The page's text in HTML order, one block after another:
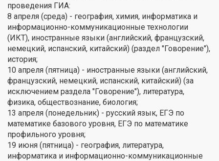
проведения ГИА:
8 апреля (среда) - география, химия, информатика и
информационно-коммуникационные технологии
(ИКТ), иностранные языки (английский, французский,
немецкий, испанский, китайский) (раздел "Говорение"),
история;
10 апреля (пятница) - иностранные языки (английский,
французский, немецкий, испанский, китайский) (за
исключением раздела "Говорение"), литература,
физика, обществознание, биология;
13 апреля (понедельник) - русский язык, ЕГЭ по
математике базового уровня, ЕГЭ по математике
профильного уровня;
19 июня (пятница) - география, литература,
информатика и информационно-коммуникационные